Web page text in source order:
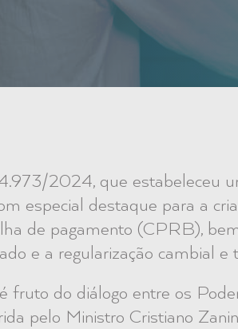
2024, que estabeleceu
especial destaque para a
de pagamento (CPRB),
e a regularização cambial e
fruto do diálogo entre os
pelo Ministro Cristiano